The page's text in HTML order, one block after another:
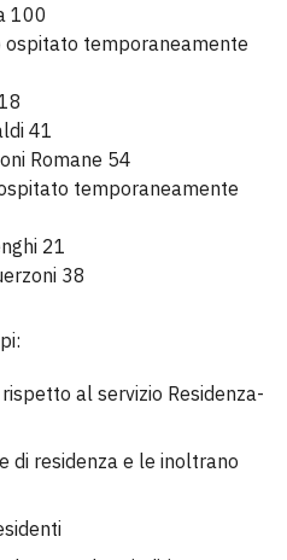
100
temporaneamente
41
Romane 54
temporaneamente
21
38
al servizio Residenza-
di residenza e le inoltrano